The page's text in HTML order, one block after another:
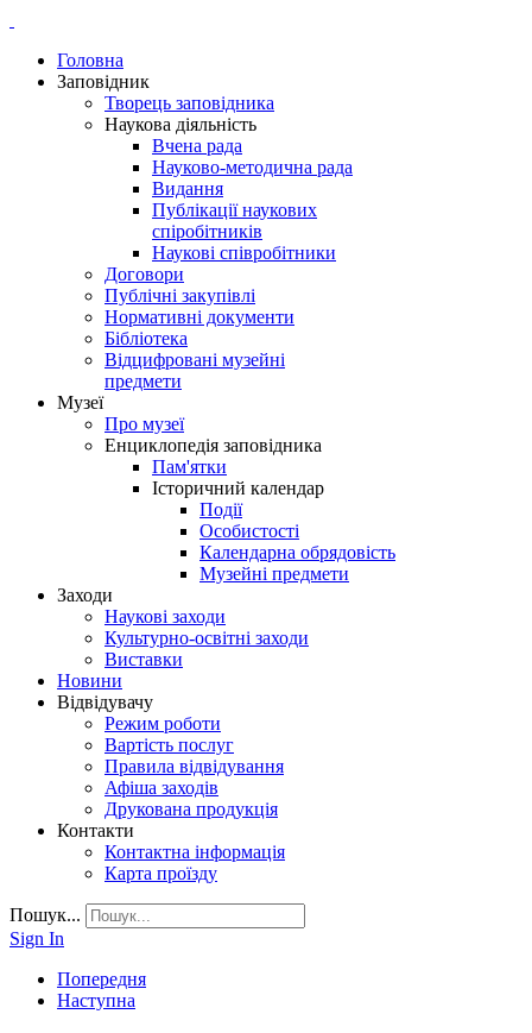
Головна
Заповідник
Творець заповідника
Наукова діяльність
Вчена рада
Науково-методична рада
Видання
Публікації наукових
спіробітників
Наукові співробітники
Договори
Публічні закупівлі
Нормативні документи
Бібліотека
Відцифровані музейні
предмети
Музеї
Про музеї
Енциклопедія заповідника
Пам'ятки
Історичний календар
Події
Особистості
Календарна обрядовість
Музейні предмети
Заходи
Наукові заходи
Культурно-освітні заходи
Виставки
Новини
Відвідувачу
Режим роботи
Вартість послуг
Правила відвідування
Афіша заходів
Друкована продукція
Контакти
Контактна інформація
Карта проїзду
Пошук...
Sign In
Попередня
Наступна